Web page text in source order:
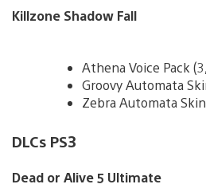
Killzone Shadow Fall
Athena Voice Pack
Groovy Automata
Zebra Automata Skin
DLCs PS3
Dead or Alive 5 Ultimate